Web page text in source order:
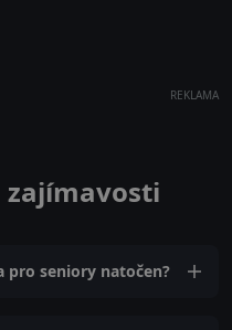
REKLAMA
zajímavosti
pro seniory natočen?